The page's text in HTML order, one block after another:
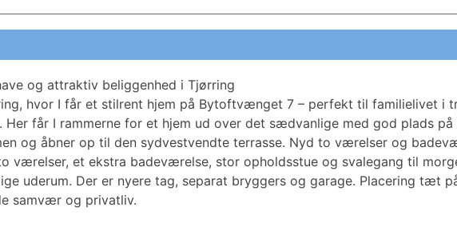
og attraktiv beliggenhed i Tjørring
hvor I får et stilrent hjem på Bytoftvænget 7 – perfekt til familielivet i
får I rammerne for et hjem ud over det sædvanlige med god plads på
og åbner op til den sydvestvendte terrasse. Nyd to værelser og
værelser, et ekstra badeværelse, stor opholdsstue og svalegang til
uderum. Der er nyere tag, separat bryggers og garage. Placering tæt
samvær og privatliv.